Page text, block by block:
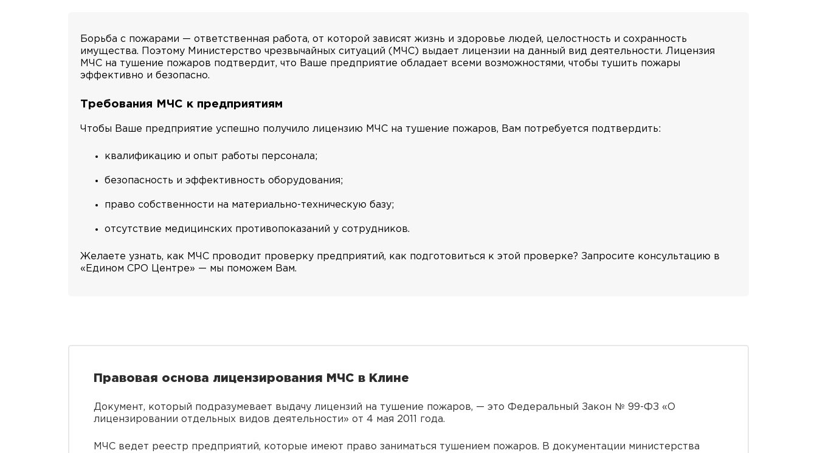
Борьба с пожарами — ответственная работа, от которой зависят жизнь и здоровье людей, целостность и сохранность
имущества. Поэтому Министерство чрезвычайных ситуаций (МЧС) выдает лицензии на данный вид деятельности. Лицензия
МЧС на тушение пожаров подтвердит, что Ваше предприятие обладает всеми возможностями, чтобы тушить пожары
эффективно и безопасно.
Требования МЧС к предприятиям
Чтобы Ваше предприятие успешно получило лицензию МЧС на тушение пожаров, Вам потребуется подтвердить:
квалификацию и опыт работы персонала;
безопасность и эффективность оборудования;
право собственности на материально-техническую базу;
отсутствие медицинских противопоказаний у сотрудников.
Желаете узнать, как МЧС проводит проверку предприятий, как подготовиться к этой проверке? Запросите консультацию в
«Едином СРО Центре» — мы поможем Вам.
Правовая основа лицензирования МЧС в Клине
Документ, который подразумевает выдачу лицензий на тушение пожаров, — это Федеральный Закон № 99-ФЗ «О
лицензировании отдельных видов деятельности» от 4 мая 2011 года.
МЧС ведет реестр предприятий, которые имеют право заниматься тушением пожаров. В документации министерства